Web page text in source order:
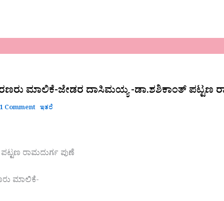
ಮಾಲಿಕೆ-ಜೇಡರ ದಾಸಿಮಯ್ಯ -ಡಾ.ಶಶಿಕಾಂತ್‌ ಪಟ್ಟಣ
1 Comment ಇತರೆ
ರಾಮದುರ್ಗ ಪುಣೆ
ಮಾಲಿಕೆ-